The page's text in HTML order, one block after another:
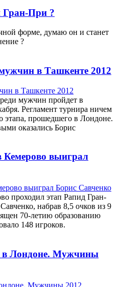
Гран-При ?
форме, думаю он и станет
?
в Ташкенте 2012
мужчин пройдет в
Регламент турнира ничем
этапа, прошедшего в Лондоне.
оказались Борис
выиграл
проходил этап Рапид Гран-
набрав 8,5 очков из 9
70-летию образованию
148 игроков.
в Лондоне. Мужчины